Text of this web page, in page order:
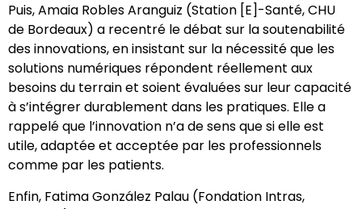
Puis, Amaia Robles Aranguiz (Station [E]-Santé, CHU
de Bordeaux) a recentré le débat sur la soutenabilité
des innovations, en insistant sur la nécessité que les
solutions numériques répondent réellement aux
besoins du terrain et soient évaluées sur leur capacité
à s’intégrer durablement dans les pratiques. Elle a
rappelé que l’innovation n’a de sens que si elle est
utile, adaptée et acceptée par les professionnels
comme par les patients.
Enfin, Fatima González Palau (Fondation Intras,